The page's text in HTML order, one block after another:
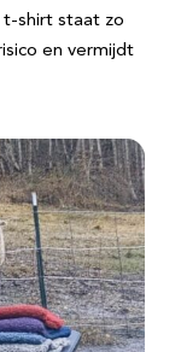
t-shirt staat zo
en vermijdt